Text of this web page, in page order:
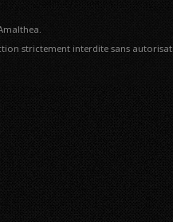
strictement interdite sans